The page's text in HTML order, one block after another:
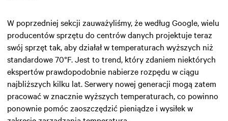
W poprzedniej sekcji zauważyliśmy, że według Google, wielu
producentów sprzętu do centrów danych projektuje teraz
swój sprzęt tak, aby działał w temperaturach wyższych niż
standardowe 70°F. Jest to trend, który zdaniem niektórych
ekspertów prawdopodobnie nabierze rozpędu w ciągu
najbliższych kilku lat. Serwery nowej generacji mogą zatem
pracować w znacznie wyższych temperaturach, co powinno
ponownie pomóc zaoszczędzić pieniądze i wysiłek w